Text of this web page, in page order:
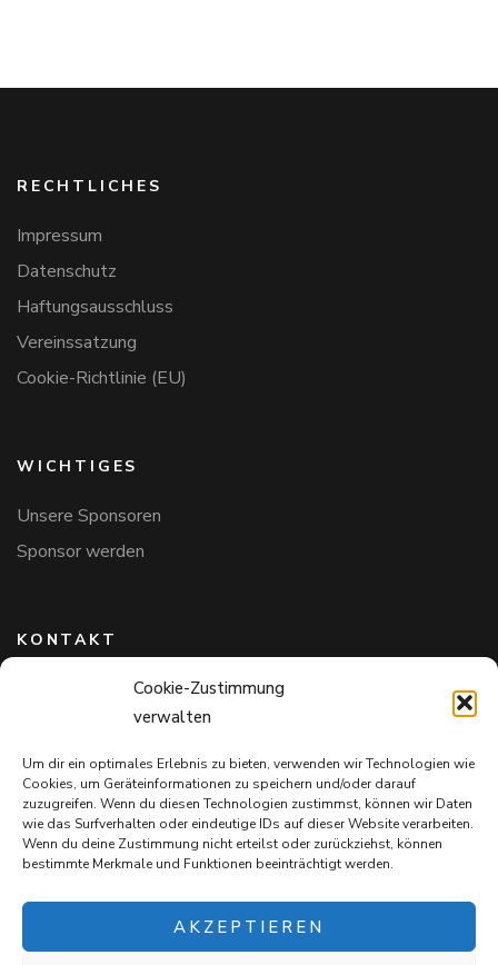
Cookie-Zustimmung
verwalten
Um dir ein optimales Erlebnis zu bieten, verwenden wir Technologien wie
Cookies, um Geräteinformationen zu speichern und/oder darauf
zuzugreifen. Wenn du diesen Technologien zustimmst, können wir Daten
wie das Surfverhalten oder eindeutige IDs auf dieser Website verarbeiten.
Wenn du deine Zustimmung nicht erteilst oder zurückziehst, können
bestimmte Merkmale und Funktionen beeinträchtigt werden.
AKZEPTIEREN
RECHTLICHES
Impressum
Datenschutz
Haftungsausschluss
Vereinssatzung
Cookie-Richtlinie (EU)
WICHTIGES
Unsere Sponsoren
Sponsor werden
KONTAKT
Hundefreunde in Bayern e.V.
Markus Willi Ebert
97711 Maßbach
+49 172 85 64 937
Hundefreundeinbayern@web.de